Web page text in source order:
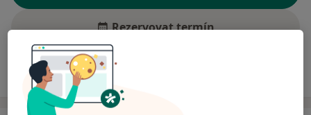
Rezervovat termín
Ceník